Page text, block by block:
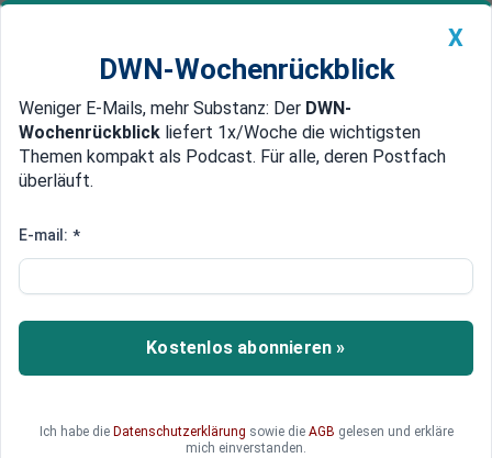
Newsticker MEIN DWN: Geldanlage Premium
Edelmetalle DWN-Magazin China
Geduld neigt sich dem Ende
Neuwahlen gefordert: Berlusconi
droht Monti mit Rauswurf
Wenn die Wahlen in Italien nicht auf den Februar
anzukündigen. Ohne die Unterstützung der PDL
X
DWN-Wochenrückblick
Weniger E-Mails, mehr Substanz: Der DWN-
Wochenrückblick liefert 1x/Woche die wichtigsten
Themen kompakt als Podcast. Für alle, deren Postfach
überläuft.
E-mail: *
Kostenlos abonnieren »
Ich habe die Datenschutzerklärung sowie die AGB gelesen und erkläre
mich einverstanden.